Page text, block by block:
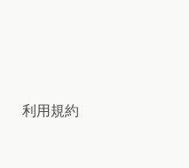
利用規約